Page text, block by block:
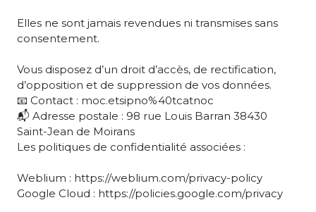
Elles ne sont jamais revendues ni transmises sans
consentement.
Vous disposez d’un droit d’accès, de rectification,
d’opposition et de suppression de vos données.
📧 Contact : moc.etsipno%40tcatnoc
📬 Adresse postale : 98 rue Louis Barran 38430
Saint-Jean de Moirans
Les politiques de confidentialité associées :
Weblium : https://weblium.com/privacy-policy
Google Cloud : https://policies.google.com/privacy